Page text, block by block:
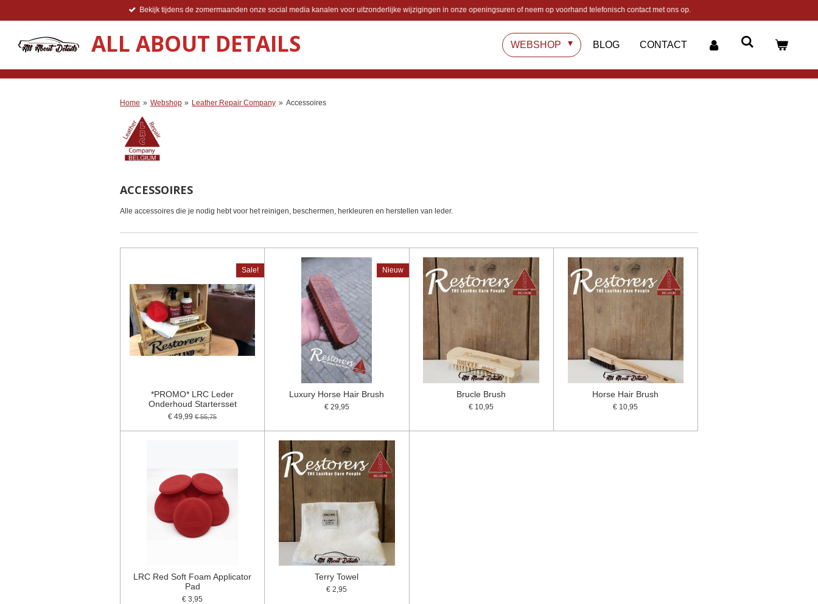
Bekijk tijdens de zomermaanden onze social media kanalen voor uitzonderlijke wijzigingen in onze openingsuren of neem op voorhand telefonisch contact met ons op.
ALL ABOUT DETAILS WEBSHOP BLOG CONTACT
Home » Webshop » Leather Repair Company » Accessoires
ACCESSOIRES
Alle accessoires die je nodig hebt voor het reinigen, beschermen, herkleuren en herstellen van leder.
Sale!
*PROMO* LRC Leder
Onderhoud Startersset
€ 49,99 € 55,75
Nieuw
Luxury Horse Hair Brush
€ 29,95
Brucle Brush
€ 10,95
Horse Hair Brush
€ 10,95
LRC Red Soft Foam Applicator
Pad
€ 3,95
Terry Towel
€ 2,95